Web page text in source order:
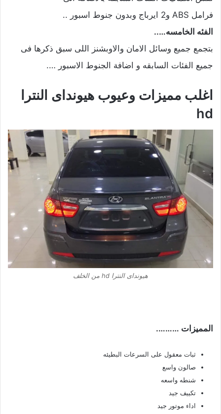
فرامل ABS و2 ايرباج وبدون جنوط اسبور ..
الفئه الخامسه…..
بتجمع جميع وسائل الامان والاوبشنز اللى سبق ذكرها فى
جميع الفئات السابقه و اضافة الجنوط الاسبور ….
اغلب مميزات وعيوب هيونداى النترا
hd
هيونداى النترا hd من الخلف
المميزات ……….
ثبات معقول على السرعات البطيئه
صالون واسع
شنطه واسعه
تكييف جيد
اداء موتور جيد